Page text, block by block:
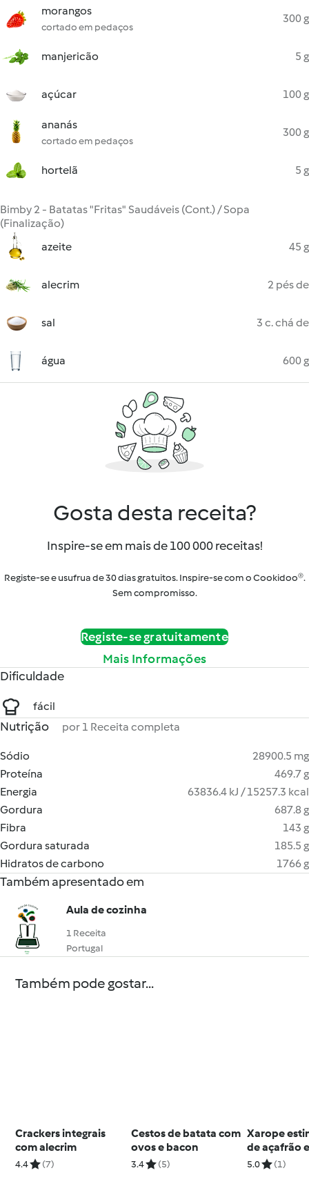
morangos
cortado em pedaços
300 g
manjericão 5 g
açúcar 100 g
ananás
cortado em pedaços
300 g
hortelã 5 g
Bimby 2 - Batatas "Fritas" Saudáveis (Cont.) / Sopa
(Finalização)
azeite
45 g
alecrim 2 pés de
sal 3 c. chá de
água 600 g
Gosta desta receita?
Inspire-se em mais de 100 000 receitas!
Registe-se e usufrua de 30 dias gratuitos. Inspire-se com o Cookidoo®.
Sem compromisso.
Registe-se gratuitamente
Mais Informações
Dificuldade
fácil
Nutrição por 1 Receita completa
Sódio
28900.5 mg
Proteína
469.7 g
Energia
63836.4 kJ / 15257.3 kcal
Gordura
687.8 g
Fibra
143 g
Gordura saturada
185.5 g
Hidratos de carbono
1766 g
Também apresentado em
Aula de cozinha
1 Receita
Portugal
Também pode gostar...
Crackers integrais
com alecrim
4.4 (7)
Cestos de batata com
ovos e bacon
3.4 (5)
Xarope
de açafrão
5.0 (1)